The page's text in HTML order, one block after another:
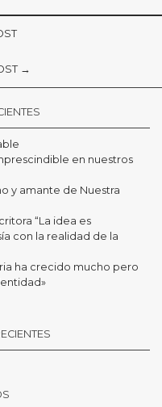
→
en nuestros
y amante de Nuestra
“La idea es
con la realidad de la
ha crecido mucho pero